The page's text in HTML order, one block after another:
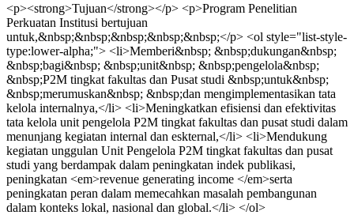
<p><strong>Tujuan</strong></p> <p>Program Penelitian
Perkuatan Institusi bertujuan
untuk,&nbsp;&nbsp;&nbsp;&nbsp;&nbsp;</p> <ol style="list-style-
type:lower-alpha;"> <li>Memberi&nbsp; &nbsp;dukungan&nbsp;
&nbsp;bagi&nbsp; &nbsp;unit&nbsp; &nbsp;pengelola&nbsp;
&nbsp;P2M tingkat fakultas dan Pusat studi &nbsp;untuk&nbsp;
&nbsp;merumuskan&nbsp; &nbsp;dan mengimplementasikan tata
kelola internalnya,</li> <li>Meningkatkan efisiensi dan efektivitas
tata kelola unit pengelola P2M tingkat fakultas dan pusat studi dalam
menunjang kegiatan internal dan eskternal,</li> <li>Mendukung
kegiatan unggulan Unit Pengelola P2M tingkat fakultas dan pusat
studi yang berdampak dalam peningkatan indek publikasi,
peningkatan <em>revenue generating income </em>serta
peningkatan peran dalam memecahkan masalah pembangunan
dalam konteks lokal, nasional dan global.</li> </ol>